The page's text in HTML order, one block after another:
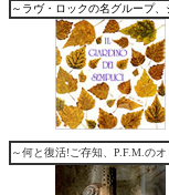
～ラヴ・ロックの名グループ
～何と復活!ご存知、P.F.M.の